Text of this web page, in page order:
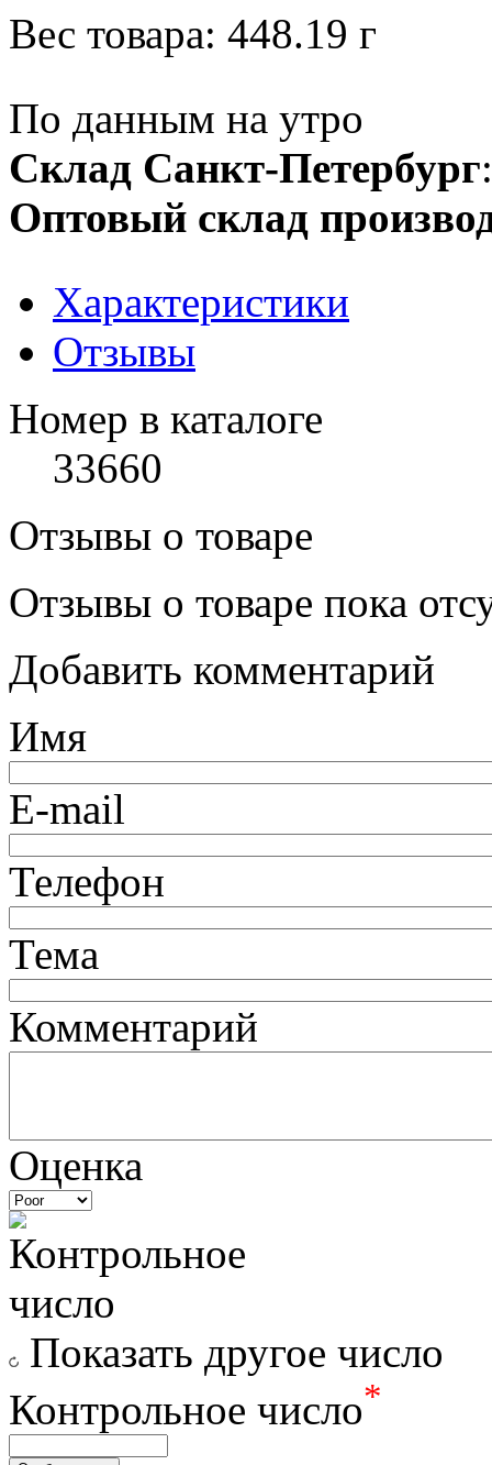
Вес товара: 448.19 г
По данным на утро
Склад Санкт-Петербург
Оптовый склад
Характеристики
Отзывы
Номер в каталоге
33660
Отзывы о товаре
Отзывы о товаре пока
Добавить комментарий
Имя
E-mail
Телефон
Тема
Комментарий
Оценка
Показать другое число
Контрольное число*